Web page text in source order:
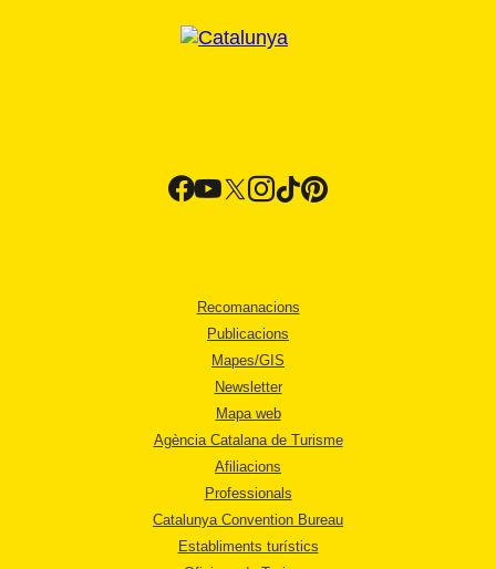
Recomanacions
Publicacions
Mapes/GIS
Newsletter
Mapa web
Agència Catalana de Turisme
Afiliacions
Professionals
Catalunya Convention Bureau
Establiments turístics